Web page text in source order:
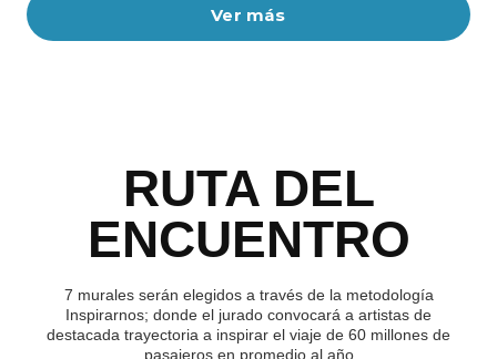
Ver más
RUTA DEL
ENCUENTRO
7 murales serán elegidos a través de la metodología
Inspirarnos; donde el jurado convocará a artistas de
destacada trayectoria a inspirar el viaje de 60 millones de
pasajeros en promedio al año